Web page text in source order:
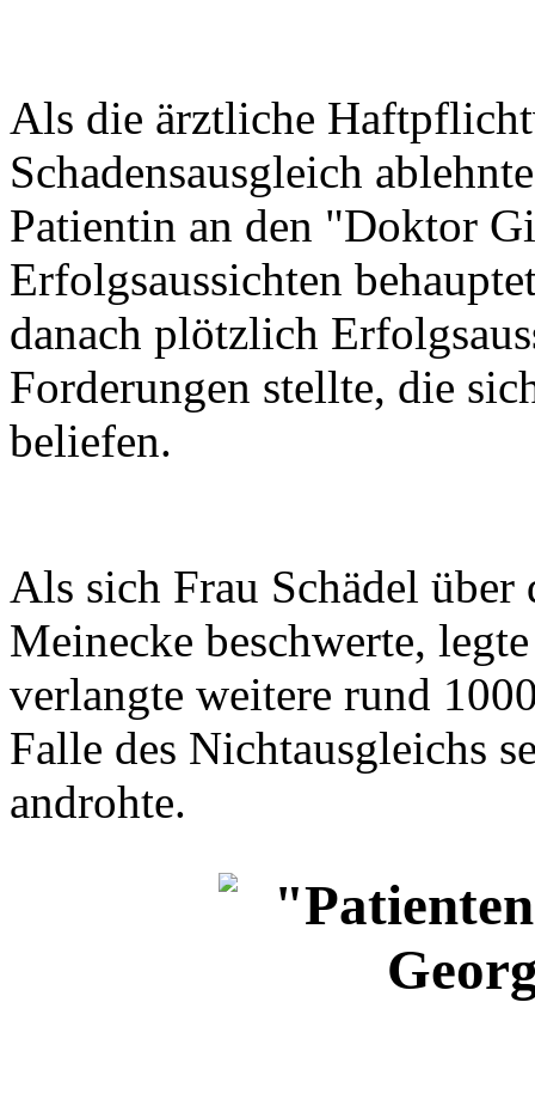
Als die ärztliche
Schadensausgleich
Patientin an den "Doktor
Erfolgsaussichten
danach plötzlich
Forderungen stellte, die
beliefen.
Als sich Frau Schädel
Meinecke beschwerte,
verlangte weitere rund
Falle des Nichtausgleichs
androhte.